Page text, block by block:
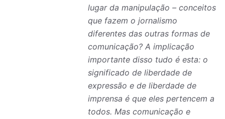
lugar da manipulação – conceitos
que fazem o jornalismo
diferentes das outras formas de
comunicação? A implicação
importante disso tudo é esta: o
significado de liberdade de
expressão e de liberdade de
imprensa é que eles pertencem a
todos. Mas comunicação e